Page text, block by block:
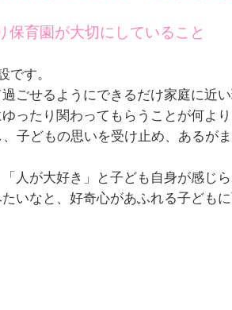
保育園が大切にしていること
です。
ごせるようにできるだけ家庭に近
ったり関わってもらうことが何よ
子どもの思いを受け止め、あるが
人が大好き」と子ども自身が感じ
いなと、好奇心があふれる子ども